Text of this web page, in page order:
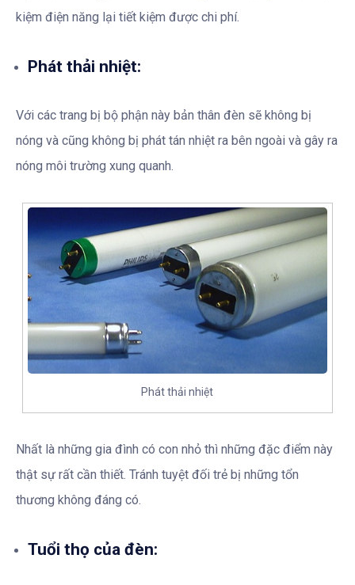
kiệm điện năng lại tiết kiệm được chi phí.
Phát thải nhiệt:
Với các trang bị bộ phận này bản thân đèn sẽ không bị
nóng và cũng không bị phát tán nhiệt ra bên ngoài và gây ra
nóng môi trường xung quanh.
Phát thải nhiệt
Nhất là những gia đình có con nhỏ thì những đặc điểm này
thật sự rất cần thiết. Tránh tuyệt đối trẻ bị những tổn
thương không đáng có.
Tuổi thọ của đèn: